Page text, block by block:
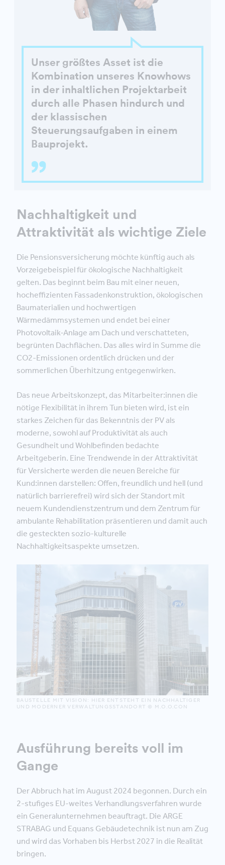
Unser größtes Asset ist die
Kombination unseres Knowhows
in der inhaltlichen Projektarbeit
durch alle Phasen hindurch und
der klassischen
Steuerungsaufgaben in einem
Bauprojekt.
Nachhaltigkeit und
Attraktivität als wichtige Ziele
Die Pensionsversicherung möchte künftig auch als
Vorzeigebeispiel für ökologische Nachhaltigkeit
gelten. Das beginnt beim Bau mit einer neuen,
hocheffizienten Fassadenkonstruktion, ökologischen
Baumaterialien und hochwertigen
Wärmedämmsystemen und endet bei einer
Photovoltaik-Anlage am Dach und verschatteten,
begrünten Dachflächen. Das alles wird in Summe die
CO2-Emissionen ordentlich drücken und der
sommerlichen Überhitzung entgegenwirken.
Das neue Arbeitskonzept, das Mitarbeiter:innen die
nötige Flexibilität in ihrem Tun bieten wird, ist ein
starkes Zeichen für das Bekenntnis der PV als
moderne, sowohl auf Produktivität als auch
Gesundheit und Wohlbefinden bedachte
Arbeitgeberin. Eine Trendwende in der Attraktivität
für Versicherte werden die neuen Bereiche für
Kund:innen darstellen: Offen, freundlich und hell (und
natürlich barrierefrei) wird sich der Standort mit
neuem Kundendienstzentrum und dem Zentrum für
ambulante Rehabilitation präsentieren und damit auch
die gesteckten sozio-kulturelle
Nachhaltigkeitsaspekte umsetzen.
BAUSTELLE MIT VISION: HIER ENTSTEHT EIN NACHHALTIGER
UND MODERNER VERWALTUNGSSTANDORT © M.O.O.CON
Ausführung bereits voll im
Gange
Der Abbruch hat im August 2024 begonnen. Durch ein
2-stufiges EU-weites Verhandlungsverfahren wurde
ein Generalunternehmen beauftragt. Die ARGE
STRABAG und Equans Gebäudetechnik ist nun am Zug
und wird das Vorhaben bis Herbst 2027 in die Realität
bringen.